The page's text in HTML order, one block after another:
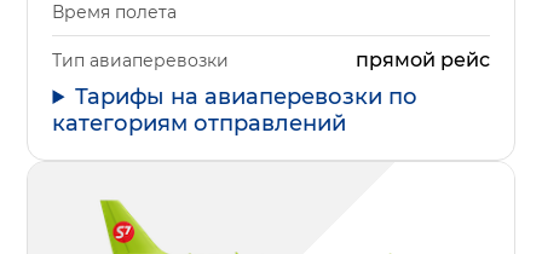
Время полета
Тип авиаперевозки прямой рейс
Тарифы на авиаперевозки по
категориям отправлений